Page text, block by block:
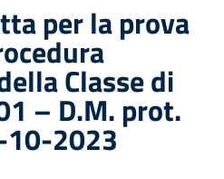
per la prova
Classe di
– D.M. prot.
2023